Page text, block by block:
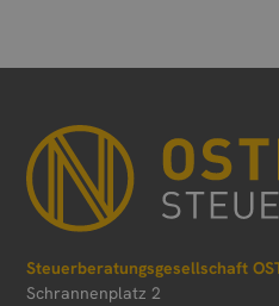
Steuerberatungsgesellschaft
Schrannenplatz 2